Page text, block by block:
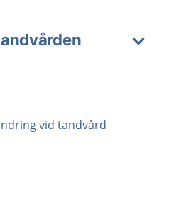
vid tandvård